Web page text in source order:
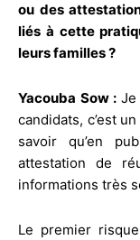
ou des
liés à cette
leurs familles ?
Yacouba Sow : Je
candidats, c’est
savoir qu’en
attestation de
informations très
Le premier